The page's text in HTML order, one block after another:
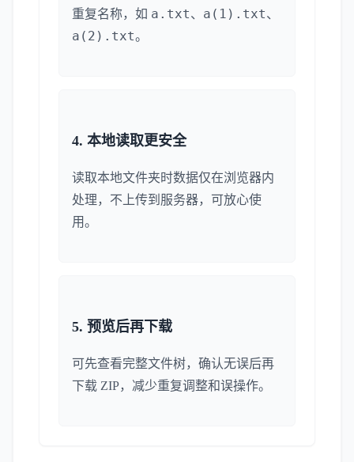
重复名称，如 a.txt、 a(1).txt、
a(2).txt。
4. 本地读取更安全
读取本地文件夹时数据仅在浏览器内
处理，不上传到服务器，可放心使
用。
5. 预览后再下载
可先查看完整文件树，确认无误后再
下载 ZIP，减少重复调整和误操作。